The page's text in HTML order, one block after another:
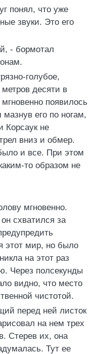
понял, что уже
звуки. Это его
- бормотал
голубое,
десяти в
появилось
его по ногам,
Корсаук не
вниз и обмер.
и все. При этом
то образом не
мгновенно.
схватился за
этот мир, но было
на этот раз
Через полсекунды
видно, что место
чистотой.
перед ней листок
на нем трех
Стерев их, она
Тут ее